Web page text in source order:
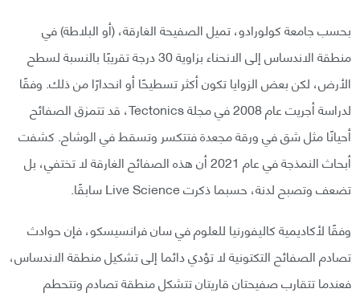
بحسب جامعة كولورادو، تميل الصفيحة الغارقة، (أو البلاطة) في
منطقة الاندساس إلى الانحناء بزاوية 30 درجة تقريبًا بالنسبة لسطح
الأرض، لكن بعض الزوايا تكون أكثر تسطيحًا أو انحدارًا من ذلك. وفقًا
لدراسة أجريت عام 2008 في مجلة Tectonics، قد تتمزق الصفائح
أحيانًا مثل شق في ورقة مجعدة فتتكسر وتسقط في الوشاح. كشفت
أبحاث النمذجة في عام 2021 أن هذه الصفائح الغارقة لا تختفي، بل
تضعف وتصبح لدنة، حسبما ذكرت Live Science سابقًا.
وفقًا لأكاديمية كاليفورنيا للعلوم في سان فرانسيسكو، فإن حوادث
تصادم الصفائح التكتونية لا تؤدي دائما إلى تشكيل منطقة الاندساس،
فعندما تتقارب صفيحتان قاريتان تتشكل منطقة تصادم وتتحطم